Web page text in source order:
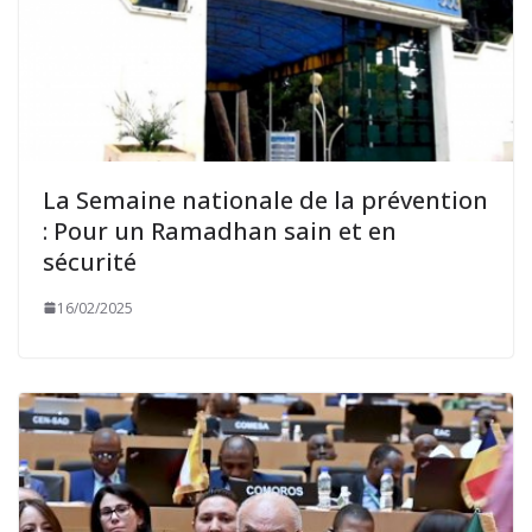
La Semaine nationale de la prévention
: Pour un Ramadhan sain et en
sécurité
16/02/2025